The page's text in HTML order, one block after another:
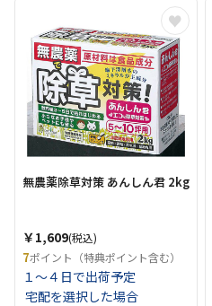
無農薬除草対策 あんしん君 2kg
￥1,609(税込)
7ポイント（特典ポイント含む）
１～４日で出荷予定
宅配を選択した場合